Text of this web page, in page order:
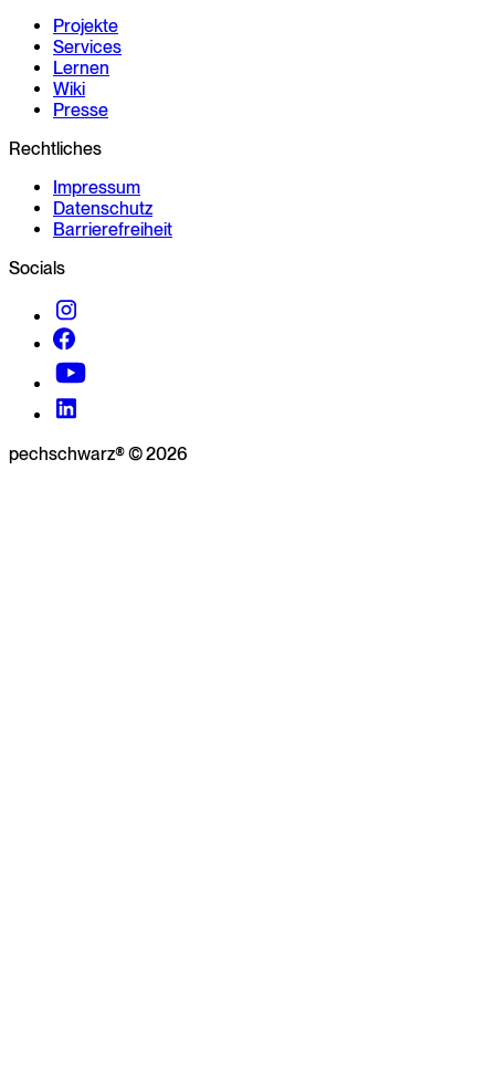
Projekte
Services
Lernen
Wiki
Presse
Rechtliches
Impressum
Datenschutz
Barrierefreiheit
Socials
pechschwarz® © 2026